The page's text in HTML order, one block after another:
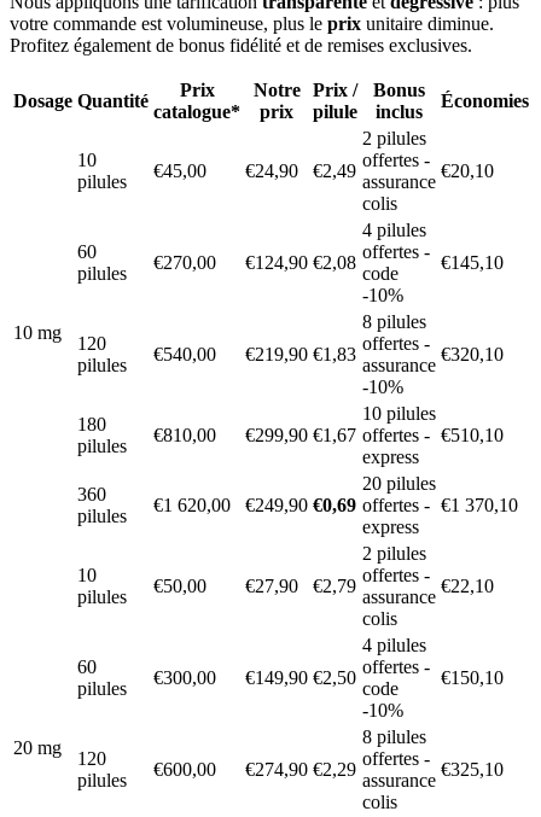
votre commande est volumineuse, plus le prix unitaire diminue.
Profitez également de bonus fidélité et de remises exclusives.
Dosage Quantité
Prix
catalogue*
Notre
prix
Prix /
pilule
Bonus
inclus
Économies
10 mg
10
pilules
€45,00 €24,90 €2,49
2 pilules
offertes -
assurance
colis
€20,10
60
pilules
€270,00 €124,90 €2,08
4 pilules
offertes -
code
-10%
€145,10
120
pilules
€540,00 €219,90 €1,83
8 pilules
offertes -
assurance
-10%
€320,10
180
pilules
€810,00 €299,90 €1,67
10 pilules
offertes -
express
€510,10
360
pilules
€1 620,00 €249,90 €0,69
20 pilules
offertes -
express
€1 370,10
20 mg
10
pilules
€50,00 €27,90 €2,79
2 pilules
offertes -
assurance
colis
€22,10
60
pilules
€300,00 €149,90 €2,50
4 pilules
offertes -
code
-10%
€150,10
120
pilules
€600,00 €274,90 €2,29
8 pilules
offertes -
assurance
colis
€325,10